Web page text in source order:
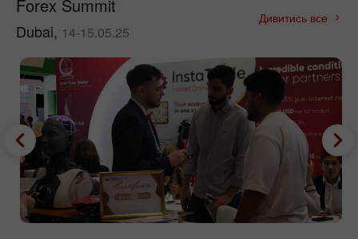
Forex Summit
Dubai, 14-15.05.25
Дивитись все